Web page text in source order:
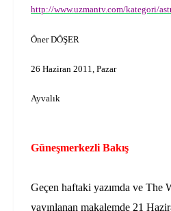
http://www.uzmantv.com/kategori/
Öner DÖŞER
26 Haziran 2011, Pazar
Ayvalık
Güneşmerkezli Bakış
Geçen haftaki yazımda ve The
yayınlanan makalemde 21